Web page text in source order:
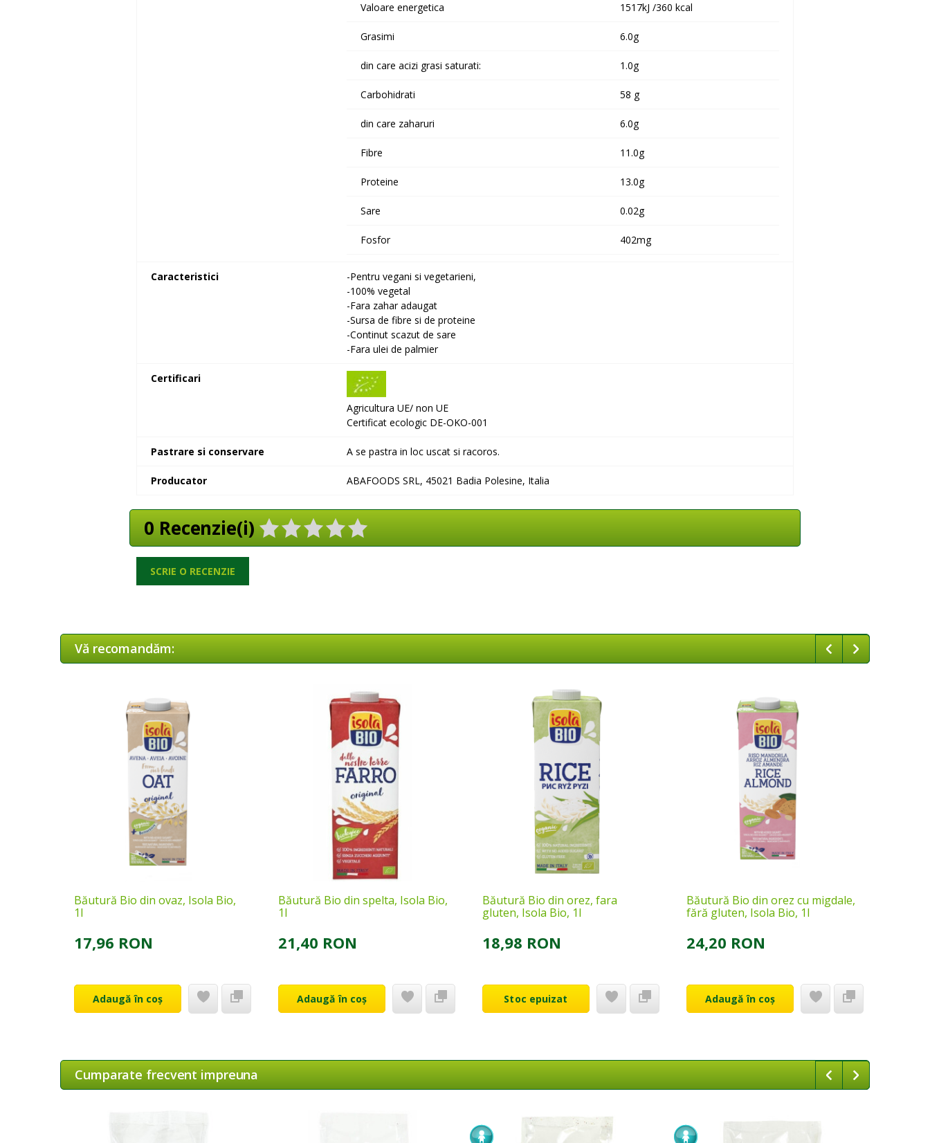
Valoare energetica
1517kJ /360 kcal
Grasimi 6.0g
din care acizi grasi saturati: 1.0g
Carbohidrati 58 g
din care zaharuri 6.0g
Fibre 11.0g
Proteine 13.0g
Sare 0.02g
Fosfor 402mg
Caracteristici
-Pentru vegani si vegetarieni,
-100% vegetal
-Fara zahar adaugat
-Sursa de fibre si de proteine
-Continut scazut de sare
-Fara ulei de palmier
Certificari
Agricultura UE/ non UE
Certificat ecologic DE-OKO-001
Pastrare si conservare A se pastra in loc uscat si racoros.
Producator ABAFOODS SRL, 45021 Badia Polesine, Italia
0 Recenzie(i)
SCRIE O RECENZIE
Vă recomandăm:
Băutură Bio din ovaz, Isola Bio,
1l
17,96 RON
Adaugă în coș
Băutură Bio din spelta, Isola Bio,
1l
21,40 RON
Adaugă în coș
Băutură Bio din orez, fara
gluten, Isola Bio, 1l
18,98 RON
Stoc epuizat
Băutură Bio din orez cu migdale,
fără gluten, Isola Bio, 1l
24,20 RON
Adaugă în coș
Cumparate frecvent impreuna